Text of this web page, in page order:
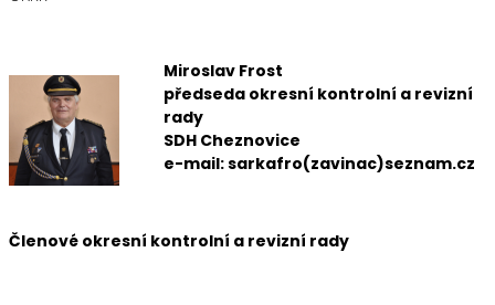
Miroslav Frost
předseda okresní kontrolní a revizní
rady
SDH Cheznovice
e-mail: sarkafro(zavinac)seznam.cz
Členové okresní kontrolní a revizní rady